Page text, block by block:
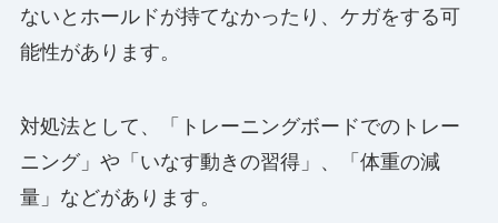
ないとホールドが持てなかったり、ケガをする可
能性があります。
対処法として、「トレーニングボードでのトレー
ニング」や「いなす動きの習得」、「体重の減
量」などがあります。